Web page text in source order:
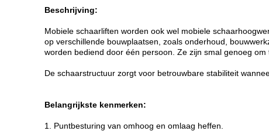
Beschrijving:
Mobiele schaarliften worden ook wel mobiele
op verschillende bouwplaatsen, zoals onderhoud,
worden bediend door één persoon. Ze zijn smal genoeg
De schaarstructuur zorgt voor betrouwbare stabiliteit
Belangrijkste kenmerken:
1. Puntbesturing van omhoog en omlaag heffen.